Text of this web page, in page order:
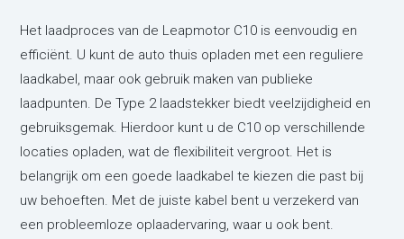
Het laadproces van de Leapmotor C10 is eenvoudig en
efficiënt. U kunt de auto thuis opladen met een reguliere
laadkabel, maar ook gebruik maken van publieke
laadpunten. De Type 2 laadstekker biedt veelzijdigheid en
gebruiksgemak. Hierdoor kunt u de C10 op verschillende
locaties opladen, wat de flexibiliteit vergroot. Het is
belangrijk om een goede laadkabel te kiezen die past bij
uw behoeften. Met de juiste kabel bent u verzekerd van
een probleemloze oplaadervaring, waar u ook bent.